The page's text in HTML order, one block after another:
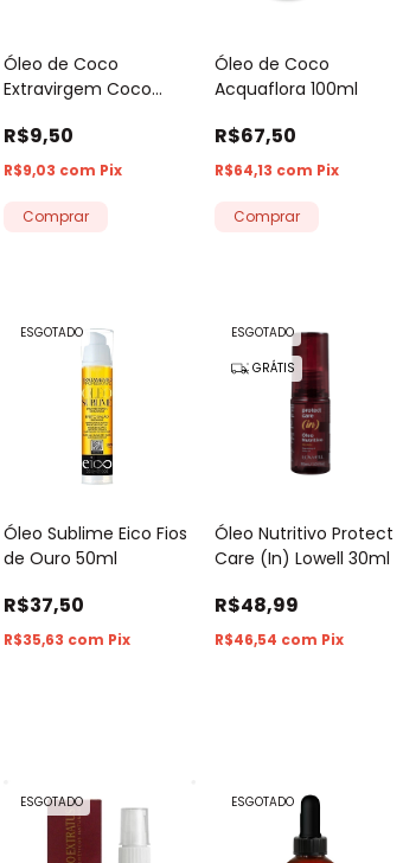
Óleo de Coco
Extravirgem Coco
R$9,50
R$9,03 com Pix
Comprar
Óleo de Coco
Acquaflora 100ml
R$67,50
R$64,13 com Pix
ESGOTADO
Óleo Sublime Eico Fios
de Ouro 50ml
R$37,50
R$35,63 com Pix
ESGOTADO
GRÁTIS
Óleo Nutritivo Protect
Care (In) Lowell 30ml
R$48,99
R$46,54 com Pix
ESGOTADO ESGOTADO